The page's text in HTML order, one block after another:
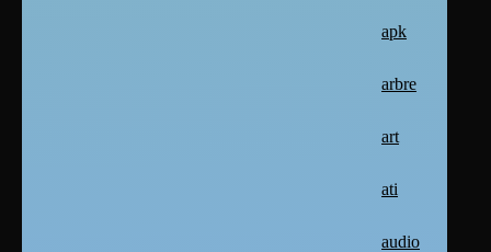
apk
arbre
art
ati
audio